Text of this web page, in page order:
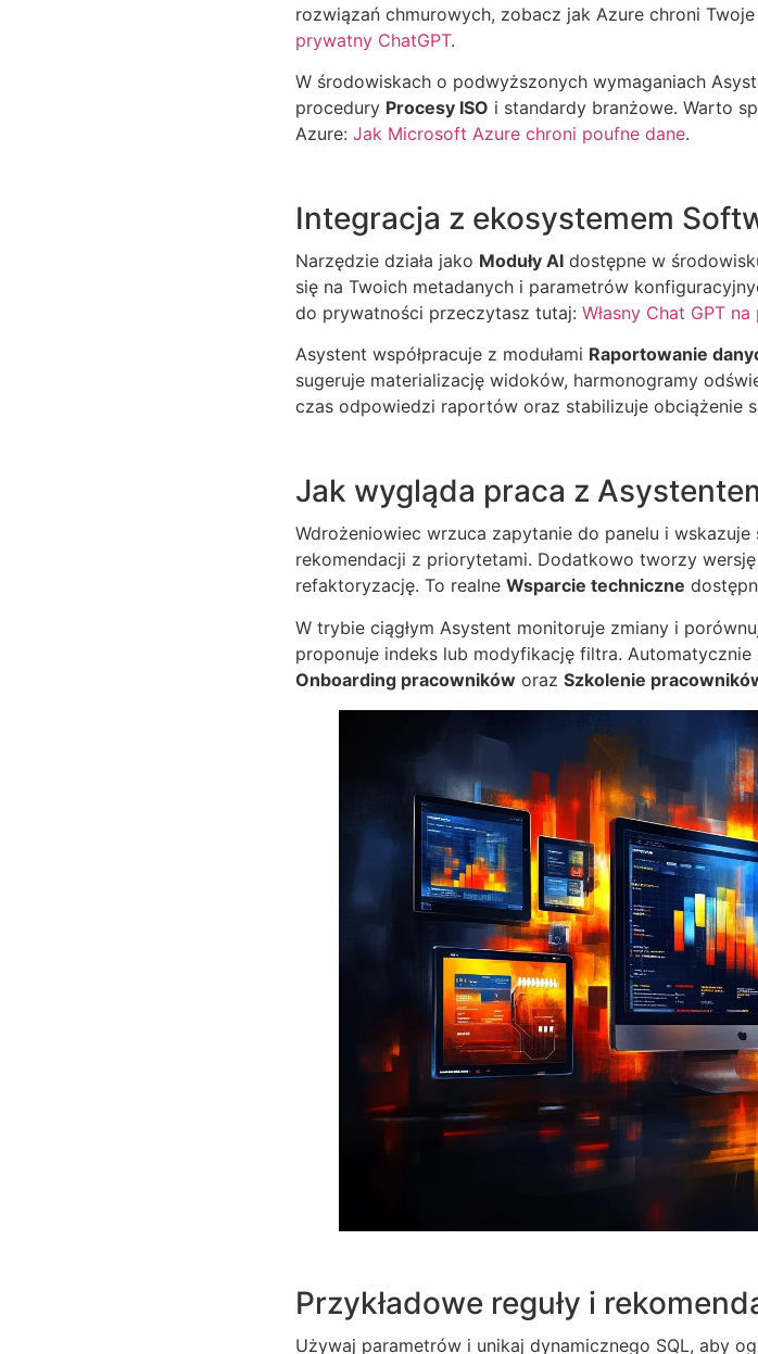
rozwiązań chmurowych, zobacz jak Azure chroni
prywatny ChatGPT.
W środowiskach o podwyższonych wymaganiach
procedury Procesy ISO i standardy branżowe. Warto
Azure: Jak Microsoft Azure chroni poufne dane.
Integracja z ekosystemem
Narzędzie działa jako Moduły AI dostępne w
się na Twoich metadanych i parametrów
do prywatności przeczytasz tutaj: Własny Chat GPT
Asystent współpracuje z modułami Raportowanie
sugeruje materializację widoków, harmonogramy
czas odpowiedzi raportów oraz stabilizuje obciążenie
Jak wygląda praca z
Wdrożeniowiec wrzuca zapytanie do panelu i
rekomendacji z priorytetami. Dodatkowo tworzy
refaktoryzację. To realne Wsparcie techniczne
W trybie ciągłym Asystent monitoruje zmiany i
proponuje indeks lub modyfikację filtra.
Onboarding pracowników oraz Szkolenie
Przykładowe reguły i
Używaj parametrów i unikaj dynamicznego SQL, aby